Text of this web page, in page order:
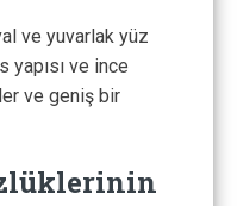
ve yuvarlak yüz
yapısı ve ince
ve geniş bir